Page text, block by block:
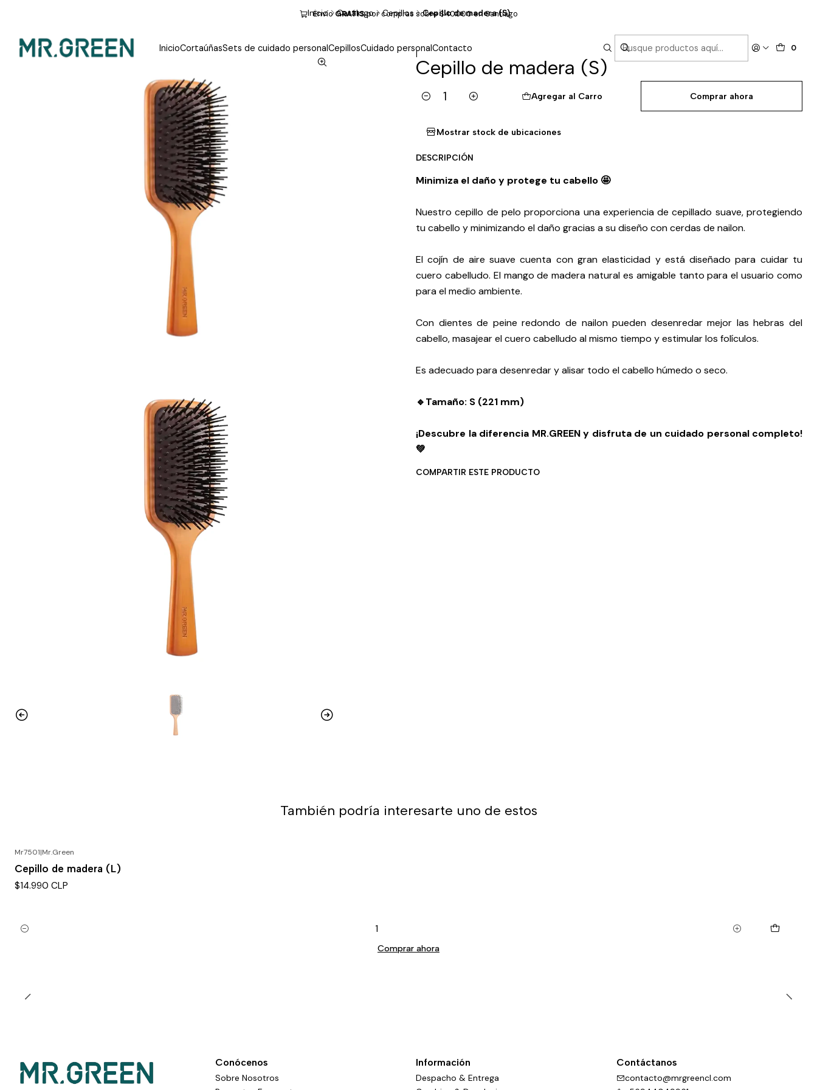
InicioCortaúñasSets de cuidado personalCepillosCuidado personalContacto 0
EnvíoGRATISpor compras sobre $40.000 en Santiago
Inicio Catálogo Cepillos Cepillo de madera (S)
|
Cepillo de madera (S)
Cantidad
Agregar al Carro Comprar ahora
Mostrar stock de ubicaciones
DESCRIPCIÓN
Minimiza el daño y protege tu cabello 🤩
Nuestro cepillo de pelo proporciona una experiencia de cepillado suave, protegiendo
tu cabello y minimizando el daño gracias a su diseño con cerdas de nailon.
El cojín de aire suave cuenta con gran elasticidad y está diseñado para cuidar tu
cuero cabelludo. El mango de madera natural es amigable tanto para el usuario como
para el medio ambiente.
Con dientes de peine redondo de nailon pueden desenredar mejor las hebras del
cabello, masajear el cuero cabelludo al mismo tiempo y estimular los folículos.
Es adecuado para desenredar y alisar todo el cabello húmedo o seco.
🔹Tamaño: S (221 mm)
¡Descubre la diferencia MR.GREEN y disfruta de un cuidado personal completo!
💚
COMPARTIR ESTE PRODUCTO
También podría interesarte uno de estos
Mr7501|Mr.Green
Cepillo de madera (L)
$14.990 CLP
Cantidad
Comprar ahora
Conócenos
Sobre Nosotros
Información
Despacho & Entrega
Contáctanos
contacto@mrgreencl.com